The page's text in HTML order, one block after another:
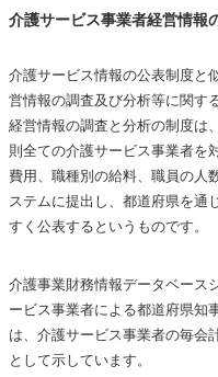
介護サービス事業者経営情報
介護サービス情報の公表制度と
営情報の調査及び分析等に関す
経営情報の調査と分析の制度は
則全ての介護サービス事業者を
費用、職種別の給料、職員の人
ステムに提出し、都道府県を通
すく公表するというものです。
介護事業財務情報データベース
ービス事業者による都道府県知
は、介護サービス事業者の毎会
として示しています。